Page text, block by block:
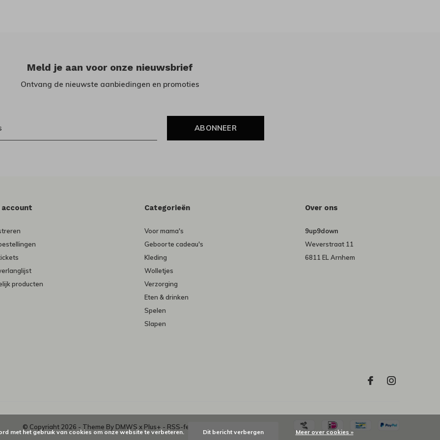
Meld je aan voor onze nieuwsbrief
Ontvang de nieuwste aanbiedingen en promoties
ABONNEER
account
producten
Categorieën
Voor mama's
Geboorte cadeau's
Kleding
Wolletjes
Verzorging
Eten & drinken
Spelen
Slapen
Over ons
9up9down
Weverstraat 11
6811 EL Arnhem
© Copyright 2026 - Theme By DMWS x Plus+ - RSS-feed
met het gebruik van cookies om onze website te verbeteren. Dit bericht verbergen Meer over cookies »